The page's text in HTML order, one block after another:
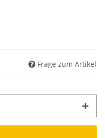
Frage zum Artikel